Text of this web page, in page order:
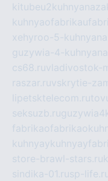
xehyroo-5-
guzywia-4-
cs68.ruvladivostok-
raszar.ruvskrytie-
lipetsktelecom.ru
seksuzb.ru
store-brawl-stars.ru
sindika-01.rusp-